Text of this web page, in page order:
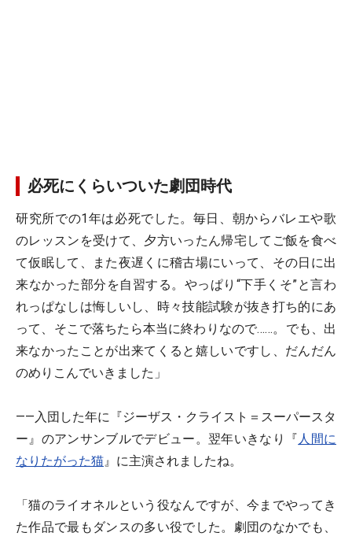
必死にくらいついた劇団時代
研究所での1年は必死でした。毎日、朝からバレエや歌
のレッスンを受けて、夕方いったん帰宅してご飯を食べ
て仮眠して、また夜遅くに稽古場にいって、その日に出
来なかった部分を自習する。やっぱり“下手くそ”と言わ
れっぱなしは悔しいし、時々技能試験が抜き打ち的にあ
って、そこで落ちたら本当に終わりなので……。でも、出
来なかったことが出来てくると嬉しいですし、だんだん
のめりこんでいきました」
――入団した年に『ジーザス・クライスト＝スーパースタ
ー』のアンサンブルでデビュー。翌年いきなり『人間に
なりたがった猫』に主演されましたね。
「猫のライオネルという役なんですが、今までやってき
た作品で最もダンスの多い役でした。劇団のなかでも、